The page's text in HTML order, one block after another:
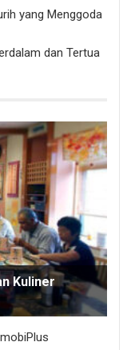
yang Menggoda
dan Tertua
Kuliner